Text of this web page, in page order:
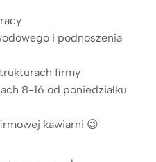
i podnoszenia
firmy
8-16 od poniedziałku
kawiarni 😉